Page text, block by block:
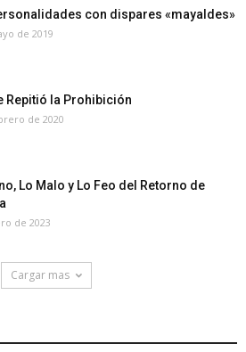
con dispares «mayaldes»
de 2019
Repitió la Prohibición
de 2020
Lo Malo y Lo Feo del Retorno de
de 2023
Cargar mas